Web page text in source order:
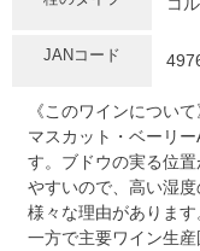
JANコード
《このワインについて
マスカット・ベーリ
す。ブドウの実る位
やすいので、高い湿
様々な理由があります
一方で主要ワイン生